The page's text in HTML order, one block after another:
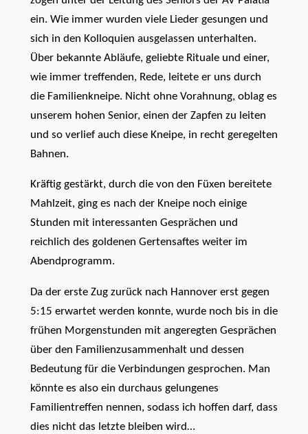
ein. Wie immer wurden viele Lieder gesungen und
sich in den Kolloquien ausgelassen unterhalten.
Über bekannte Abläufe, geliebte Rituale und einer,
wie immer treffenden, Rede, leitete er uns durch
die Familienkneipe. Nicht ohne Vorahnung, oblag es
unserem hohen Senior, einen der Zapfen zu leiten
und so verlief auch diese Kneipe, in recht geregelten
Bahnen.
Kräftig gestärkt, durch die von den Füxen bereitete
Mahlzeit, ging es nach der Kneipe noch einige
Stunden mit interessanten Gesprächen und
reichlich des goldenen Gertensaftes weiter im
Abendprogramm.
Da der erste Zug zurück nach Hannover erst gegen
5:15 erwartet werden konnte, wurde noch bis in die
frühen Morgenstunden mit angeregten Gesprächen
über den Familienzusammenhalt und dessen
Bedeutung für die Verbindungen gesprochen. Man
könnte es also ein durchaus gelungenes
Familientreffen nennen, sodass ich hoffen darf, dass
dies nicht das letzte bleiben wird…